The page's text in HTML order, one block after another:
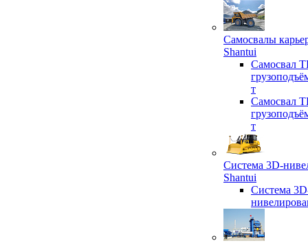
Самосвалы
Shantui
Самосвал
т
Самосвал
т
Система 3D-
Shantui
Система